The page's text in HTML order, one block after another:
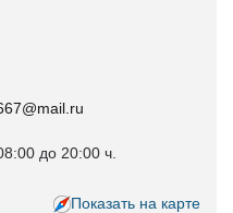
до 20:00 ч.
Показать на карте